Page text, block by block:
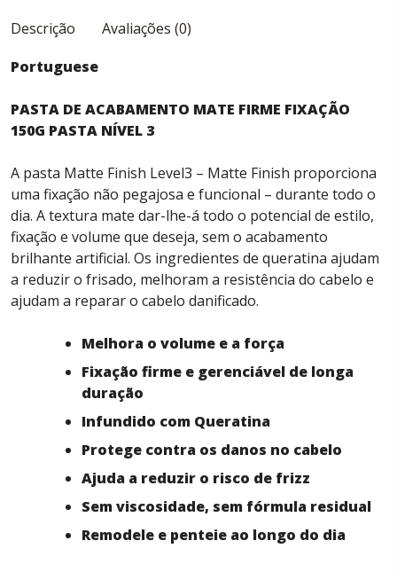
Descrição
Avaliações (0)
Portuguese
PASTA DE ACABAMENTO MATE FIRME FIXAÇÃO
150G PASTA NÍVEL 3
A pasta Matte Finish Level3 – Matte Finish proporciona
uma fixação não pegajosa e funcional – durante todo o
dia. A textura mate dar-lhe-á todo o potencial de estilo,
fixação e volume que deseja, sem o acabamento
brilhante artificial. Os ingredientes de queratina ajudam
a reduzir o frisado, melhoram a resistência do cabelo e
ajudam a reparar o cabelo danificado.
Melhora o volume e a força
Fixação firme e gerenciável de longa
duração
Infundido com Queratina
Protege contra os danos no cabelo
Ajuda a reduzir o risco de frizz
Sem viscosidade, sem fórmula residual
Remodele e penteie ao longo do dia